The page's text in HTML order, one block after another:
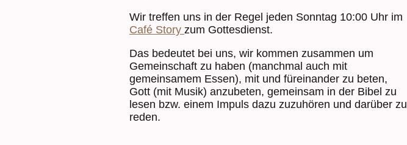
Wir treffen uns in der Regel jeden Sonntag 10:00 Uhr im
Café Story zum Gottesdienst.
Das bedeutet bei uns, wir kommen zusammen um
Gemeinschaft zu haben (manchmal auch mit
gemeinsamem Essen), mit und füreinander zu beten,
Gott (mit Musik) anzubeten, gemeinsam in der Bibel zu
lesen bzw. einem Impuls dazu zuzuhören und darüber zu
reden.